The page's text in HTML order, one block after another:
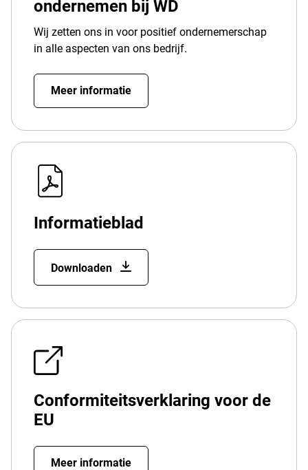
ondernemen bij WD
Wij zetten ons in voor positief ondernemerschap
in alle aspecten van ons bedrijf.
Meer informatie
Informatieblad
Downloaden
Conformiteitsverklaring voor de
EU
Meer informatie